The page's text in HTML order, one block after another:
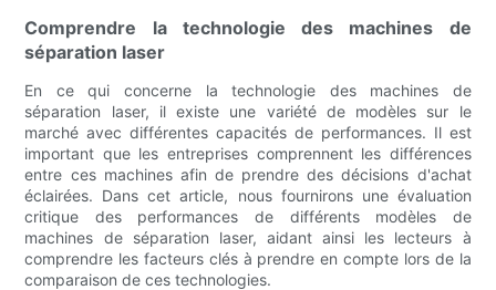
Comprendre la technologie des machines de
séparation laser
En ce qui concerne la technologie des machines de
séparation laser, il existe une variété de modèles sur le
marché avec différentes capacités de performances. Il est
important que les entreprises comprennent les différences
entre ces machines afin de prendre des décisions d'achat
éclairées. Dans cet article, nous fournirons une évaluation
critique des performances de différents modèles de
machines de séparation laser, aidant ainsi les lecteurs à
comprendre les facteurs clés à prendre en compte lors de la
comparaison de ces technologies.